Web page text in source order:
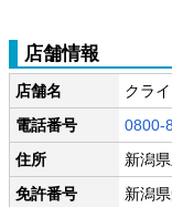
店舗情報
店舗名
クラ
電話番号
0800-
住所
新潟
免許番号
新潟